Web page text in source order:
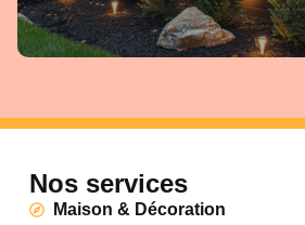
Nos services
Maison & Décoration